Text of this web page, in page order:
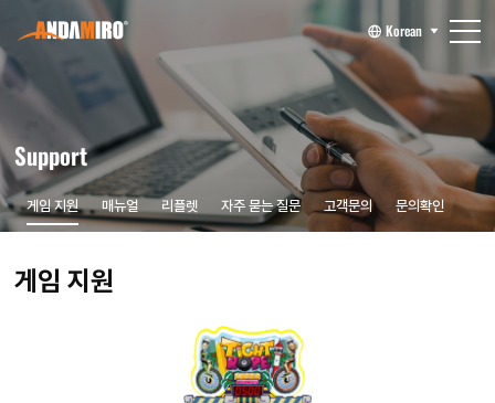
Korean
Support
게임 지원 매뉴얼 리플렛 자주 묻는 질문 고객문의 문의확인
게임 지원